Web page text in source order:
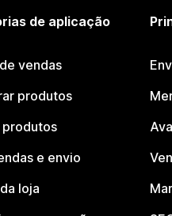
de aplicação
vendas
produtos
e envio
loja